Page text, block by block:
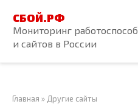
контенту
СБОЙ.РФ
Мониторинг
и сайтов в России
Главная » Другие сайты